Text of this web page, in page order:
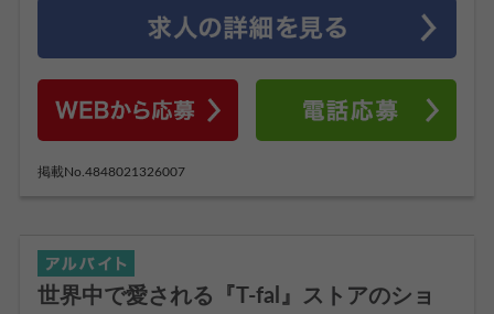
掲載No.4848021326007
世界中で愛される『T-fal』ストアのショ